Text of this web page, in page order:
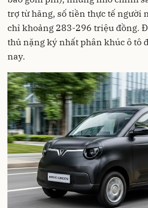
trợ từ hãng, số tiền thực tế người
chỉ khoảng 283-296 triệu đồng.
thủ nặng ký nhất phân khúc ô tô
nay.